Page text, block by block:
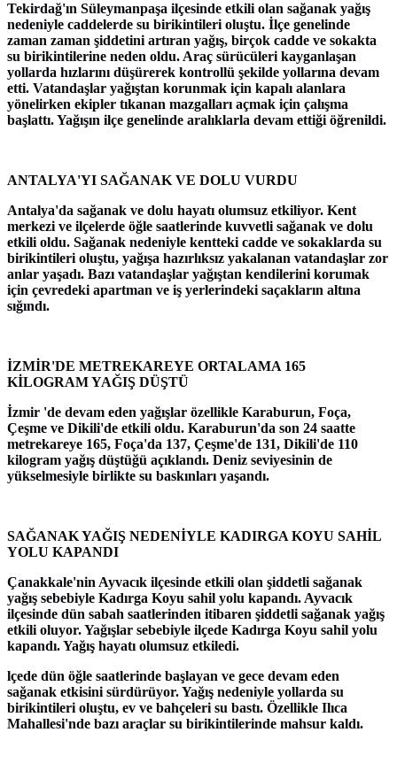
Tekirdağ'ın Süleymanpaşa ilçesinde etkili olan sağanak yağış
nedeniyle caddelerde su birikintileri oluştu. İlçe genelinde
zaman zaman şiddetini artıran yağış, birçok cadde ve sokakta
su birikintilerine neden oldu. Araç sürücüleri kayganlaşan
yollarda hızlarını düşürerek kontrollü şekilde yollarına devam
etti. Vatandaşlar yağıştan korunmak için kapalı alanlara
yönelirken ekipler tıkanan mazgalları açmak için çalışma
başlattı. Yağışın ilçe genelinde aralıklarla devam ettiği öğrenildi.
ANTALYA'YI SAĞANAK VE DOLU VURDU
Antalya'da sağanak ve dolu hayatı olumsuz etkiliyor. Kent
merkezi ve ilçelerde öğle saatlerinde kuvvetli sağanak ve dolu
etkili oldu. Sağanak nedeniyle kentteki cadde ve sokaklarda su
birikintileri oluştu, yağışa hazırlıksız yakalanan vatandaşlar zor
anlar yaşadı. Bazı vatandaşlar yağıştan kendilerini korumak
için çevredeki apartman ve iş yerlerindeki saçakların altına
sığındı.
İZMİR'DE METREKAREYE ORTALAMA 165
KİLOGRAM YAĞIŞ DÜŞTÜ
İzmir 'de devam eden yağışlar özellikle Karaburun, Foça,
Çeşme ve Dikili'de etkili oldu. Karaburun'da son 24 saatte
metrekareye 165, Foça'da 137, Çeşme'de 131, Dikili'de 110
kilogram yağış düştüğü açıklandı. Deniz seviyesinin de
yükselmesiyle birlikte su baskınları yaşandı.
SAĞANAK YAĞIŞ NEDENİYLE KADIRGA KOYU SAHİL
YOLU KAPANDI
Çanakkale'nin Ayvacık ilçesinde etkili olan şiddetli sağanak
yağış sebebiyle Kadırga Koyu sahil yolu kapandı. Ayvacık
ilçesinde dün sabah saatlerinden itibaren şiddetli sağanak yağış
etkili oluyor. Yağışlar sebebiyle ilçede Kadırga Koyu sahil yolu
kapandı. Yağış hayatı olumsuz etkiledi.
lçede dün öğle saatlerinde başlayan ve gece devam eden
sağanak etkisini sürdürüyor. Yağış nedeniyle yollarda su
birikintileri oluştu, ev ve bahçeleri su bastı. Özellikle Ilıca
Mahallesi'nde bazı araçlar su birikintilerinde mahsur kaldı.